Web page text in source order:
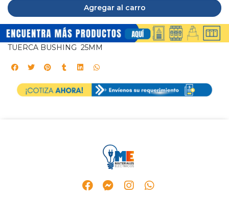
Agregar al carro
TUERCA BUSHING 25MM